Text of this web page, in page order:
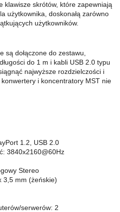
klawisze skrótów, które zapewniają
użytkownika, doskonałą zarówno
użytkowników.
są dołączone do zestawu,
do 1 m i kabli USB 2.0 typu
najwyższe rozdzielczości i
i koncentratory MST nie
1.2, USB 2.0
3840x2160@60Hz
Stereo
3,5 mm (żeńskie)
serwerów: 2